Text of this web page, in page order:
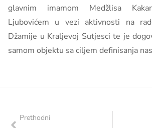
glavnim imamom Medžlisa
Ljubovićem u vezi aktivnosti na
Džamije u Kraljevoj Sutjesci te je
samom objektu sa ciljem definisanja
Prethodni